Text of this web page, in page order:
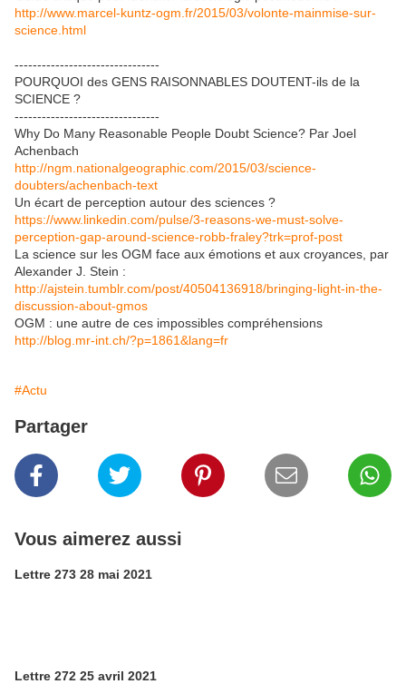
http://www.marcel-kuntz-ogm.fr/2015/03/volonte-mainmise-sur-
science.html
--------------------------------
POURQUOI des GENS RAISONNABLES DOUTENT-ils de la
SCIENCE ?
--------------------------------
Why Do Many Reasonable People Doubt Science? Par Joel
Achenbach
http://ngm.nationalgeographic.com/2015/03/science-
doubters/achenbach-text
Un écart de perception autour des sciences ?
https://www.linkedin.com/pulse/3-reasons-we-must-solve-
perception-gap-around-science-robb-fraley?trk=prof-post
La science sur les OGM face aux émotions et aux croyances, par
Alexander J. Stein :
http://ajstein.tumblr.com/post/40504136918/bringing-light-in-the-
discussion-about-gmos
OGM : une autre de ces impossibles compréhensions
http://blog.mr-int.ch/?p=1861&lang=fr
#Actu
Partager
Vous aimerez aussi
Lettre 273 28 mai 2021
Lettre 272 25 avril 2021